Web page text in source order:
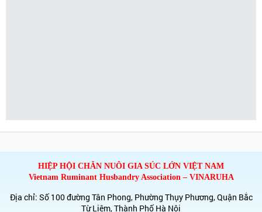
HIỆP HỘI CHĂN NUÔI GIA SÚC LỚN VIỆT NAM
Vietnam Ruminant Husbandry Association – VINARUHA
Địa chỉ: Số 100 đường Tân Phong, Phường Thụy Phương, Quận Bắc
Từ Liêm, Thành Phố Hà Nội